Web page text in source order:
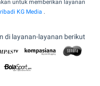
untuk memberikan layanan
KG Media .
di layanan-layanan berikut